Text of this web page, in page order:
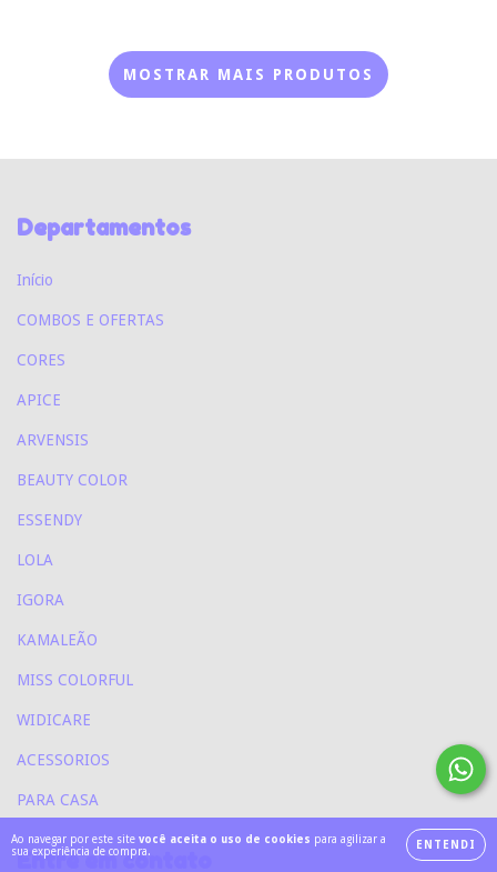
Ao navegar por este site você aceita o uso de cookies para agilizar a
sua experiência de compra.
ENTENDI
MOSTRAR MAIS PRODUTOS
Departamentos
Início
COMBOS E OFERTAS
CORES
APICE
ARVENSIS
BEAUTY COLOR
ESSENDY
LOLA
IGORA
KAMALEÃO
MISS COLORFUL
WIDICARE
ACESSORIOS
PARA CASA
Entre em contato